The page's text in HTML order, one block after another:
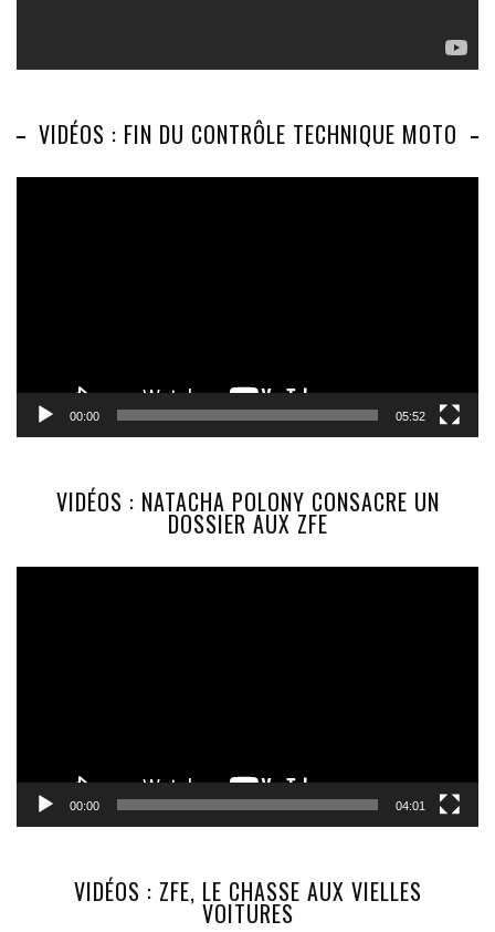
VIDÉOS : FIN DU CONTRÔLE TECHNIQUE MOTO
00:00 05:52
VIDÉOS : NATACHA POLONY CONSACRE UN
DOSSIER AUX ZFE
00:00 04:01
VIDÉOS : ZFE, LE CHASSE AUX VIELLES
VOITURES